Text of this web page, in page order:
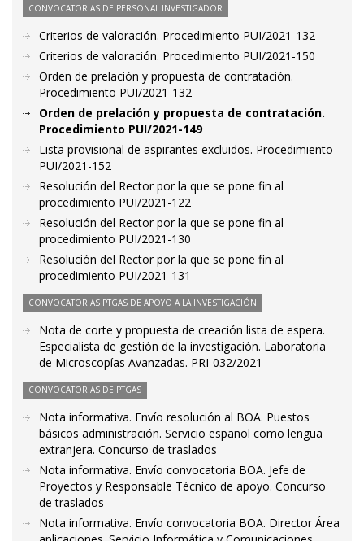
CONVOCATORIAS DE PERSONAL INVESTIGADOR
Criterios de valoración. Procedimiento PUI/2021-132
Criterios de valoración. Procedimiento PUI/2021-150
Orden de prelación y propuesta de contratación.
Procedimiento PUI/2021-132
Orden de prelación y propuesta de contratación.
Procedimiento PUI/2021-149
Lista provisional de aspirantes excluidos. Procedimiento
PUI/2021-152
Resolución del Rector por la que se pone fin al
procedimiento PUI/2021-122
Resolución del Rector por la que se pone fin al
procedimiento PUI/2021-130
Resolución del Rector por la que se pone fin al
procedimiento PUI/2021-131
CONVOCATORIAS PTGAS DE APOYO A LA INVESTIGACIÓN
Nota de corte y propuesta de creación lista de espera.
Especialista de gestión de la investigación. Laboratoria
de Microscopías Avanzadas. PRI-032/2021
CONVOCATORIAS DE PTGAS
Nota informativa. Envío resolución al BOA. Puestos
básicos administración. Servicio español como lengua
extranjera. Concurso de traslados
Nota informativa. Envío convocatoria BOA. Jefe de
Proyectos y Responsable Técnico de apoyo. Concurso
de traslados
Nota informativa. Envío convocatoria BOA. Director Área